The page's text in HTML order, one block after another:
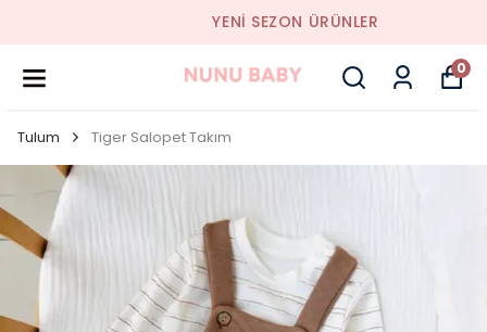
YENI SEZON ÜRÜNLER
0
Tulum Tiger Salopet Takım